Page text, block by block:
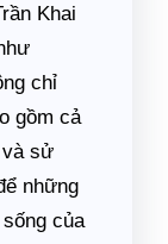
Khai
chỉ
gồm cả
sử
những
của